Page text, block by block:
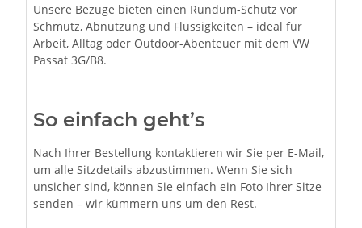
Unsere Bezüge bieten einen Rundum-Schutz vor
Schmutz, Abnutzung und Flüssigkeiten – ideal für
Arbeit, Alltag oder Outdoor-Abenteuer mit dem VW
Passat 3G/B8.
So einfach geht’s
Nach Ihrer Bestellung kontaktieren wir Sie per E-Mail,
um alle Sitzdetails abzustimmen. Wenn Sie sich
unsicher sind, können Sie einfach ein Foto Ihrer Sitze
senden – wir kümmern uns um den Rest.